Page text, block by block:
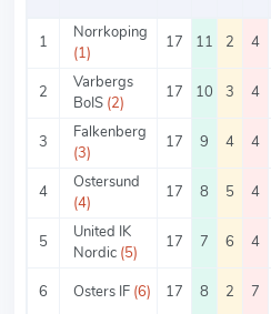
1
Norrkoping
(1)
17 11 2 4
2
Varbergs
BoIS (2)
17 10 3 4
3
Falkenberg
(3)
17 9 4 4
4
Ostersund
(4)
17 8 5 4
5
United IK
Nordic (5)
17 7 6 4
6 Osters IF (6) 17 8 2 7